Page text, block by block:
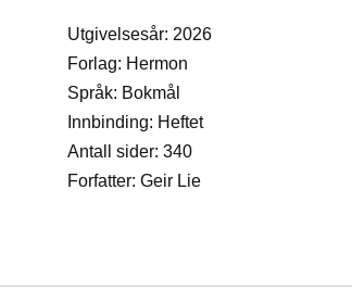
Utgivelsesår: 2026
Forlag: Hermon
Språk: Bokmål
Innbinding: Heftet
Antall sider: 340
Forfatter: Geir Lie